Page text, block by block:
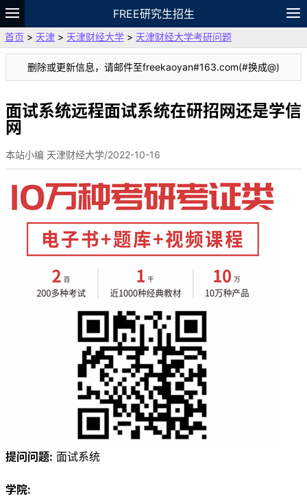
FREE研究生招生
题库
故事 专题 APP 笔记
论坛
VIP
资料
首页 > 天津 > 天津财经大学 > 天津财经大学考研问题
删除或更新信息，请邮件至freekaoyan#163.com(#换成@)
面试系统远程面试系统在研招网还是学信
网
本站小编 天津财经大学/2022-10-16
提问问题: 面试系统
学院: